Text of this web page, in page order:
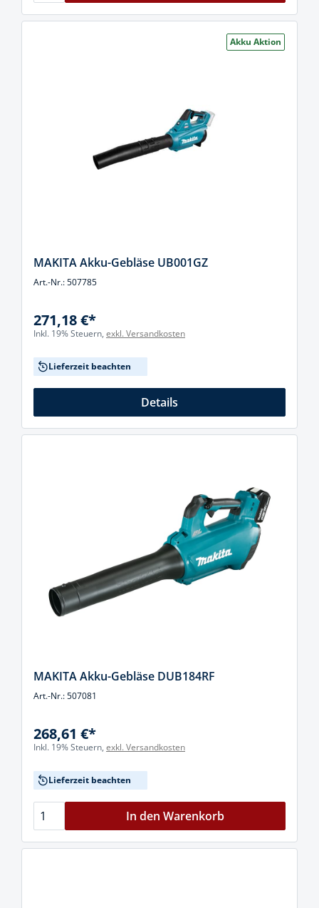
Akku Aktion
MAKITA Akku-Gebläse UB001GZ
Art.-Nr.: 507785
271,18 €*
Inkl. 19% Steuern, exkl. Versandkosten
Lieferzeit beachten
Details
MAKITA Akku-Gebläse DUB184RF
Art.-Nr.: 507081
268,61 €*
Inkl. 19% Steuern, exkl. Versandkosten
Lieferzeit beachten
In den Warenkorb